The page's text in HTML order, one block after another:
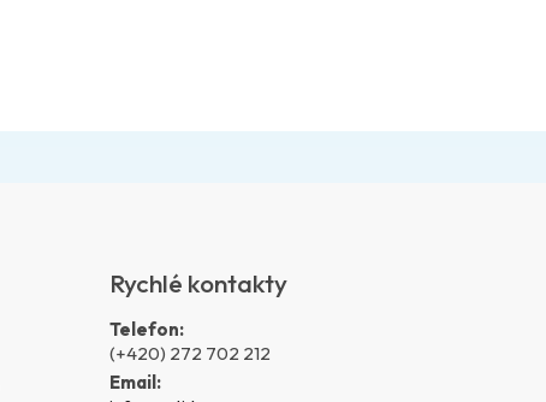
Rychlé kontakty
Telefon:
(+420) 272 702 212
Email: